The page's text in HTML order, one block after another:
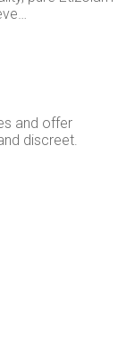
and offer
discreet.